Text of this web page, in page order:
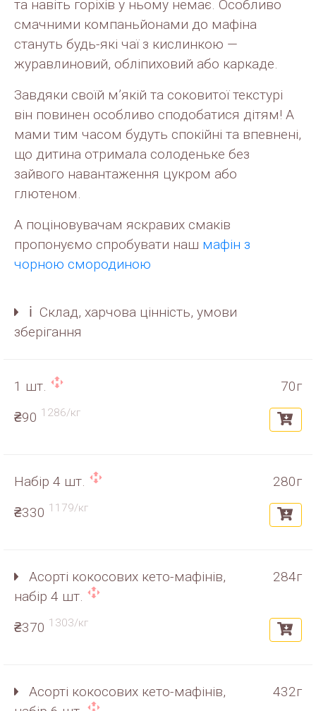
та навiть горiхiв у ньому немає. Особливо
смачними компаньйонами до мафіна
стануть будь-які чаї з кислинкою —
журавлиновий, обліпиховий або каркаде.
Завдяки своїй м’якій та соковитої текстурі
він повинен особливо сподобатися дітям! А
мами тим часом будуть спокійні та впевнені,
що дитина отримала солоденьке без
зайвого навантаження цукром або
глютеном.
А поціновувачам яскравих смаків
пропонуємо спробувати наш мафін з
чорною смородиною
ℹ️ Склад, харчова цінність, умови
зберігання
1 шт.
70г
₴90 1286/кг
Набір 4 шт.
280г
₴330 1179/кг
Асорті кокосових кето-мафінів,
набір 4 шт.
284г
₴370 1303/кг
Асорті кокосових кето-мафінів,
432г